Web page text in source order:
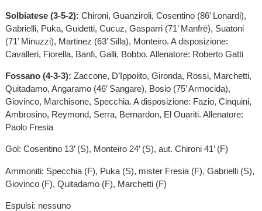
Solbiatese (3-5-2): Chironi, Guanziroli, Cosentino (86’ Lonardi),
Gabrielli, Puka, Guidetti, Cucuz, Gasparri (71’ Manfrè), Suatoni
(71’ Minuzzi), Martinez (63’ Silla), Monteiro. A disposizione:
Cavalleri, Fiorella, Banfi, Galli, Bobbo. Allenatore: Roberto Gatti
Fossano (4-3-3): Zaccone, D’Ippolito, Gironda, Rossi, Marchetti,
Quitadamo, Angaramo (46’ Sangare), Bosio (75’ Armocida),
Giovinco, Marchisone, Specchia. A disposizione: Fazio, Cinquini,
Ambrosino, Reymond, Serra, Bernardon, El Ouariti. Allenatore:
Paolo Fresia
Gol: Cosentino 13’ (S), Monteiro 24’ (S), aut. Chironi 41’ (F)
Ammoniti: Specchia (F), Puka (S), mister Fresia (F), Gabrielli (S),
Giovinco (F), Quitadamo (F), Marchetti (F)
Espulsi: nessuno